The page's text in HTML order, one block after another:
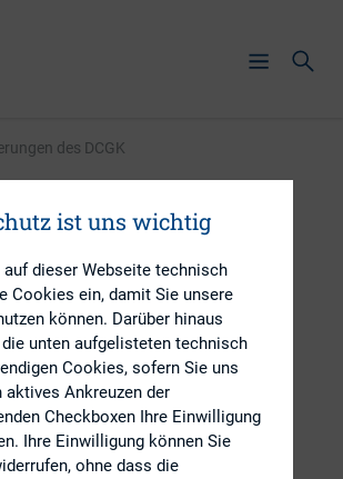
des DCGK
des DCGK
Berichterstattung, ESG (inkl.
Nachhaltigkeit & Governance)
Externe Publikationen
ist uns wichtig
auf dieser Webseite technisch
Cookies ein, damit Sie unsere
können. Darüber hinaus
unten aufgelisteten technisch
Cookies, sofern Sie uns
aktives Ankreuzen der
Checkboxen Ihre Einwilligung
Ihre Einwilligung können Sie
ohne dass die